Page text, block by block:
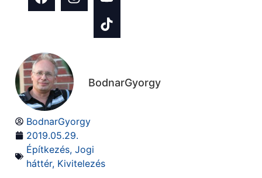
BodnarGyorgy
BodnarGyorgy
2019.05.29.
Építkezés,Jogi
háttér, Kivitelezés